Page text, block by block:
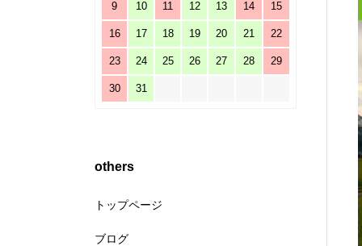
9 10 11 12 13 14 15
16 17 18 19 20 21 22
23 24 25 26 27 28 29
30 31
others
トップページ
ブログ